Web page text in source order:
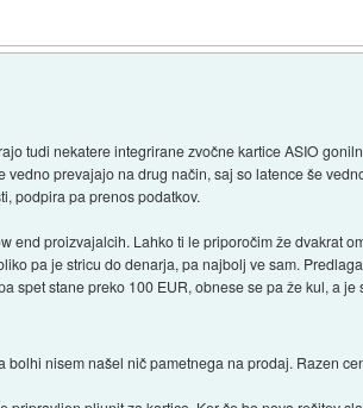
tudi nekatere integrirane zvočne kartice ASIO
prevajajo na drug način, saj so latence še
podpira pa prenos podatkov.
end proizvajalcih. Lahko ti le priporočim že dvakrat
pa je stricu do denarja, pa najbolj ve sam.
spet stane preko 100 EUR, obnese se pa že kul, a
bolhi nisem našel nič pametnega na prodaj. Razen